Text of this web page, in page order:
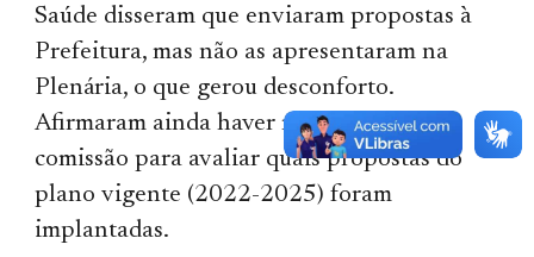
Saúde disseram que enviaram propostas à
Prefeitura, mas não as apresentaram na
Plenária, o que gerou desconforto.
Afirmaram ainda haver montado uma
comissão para avaliar quais propostas do
plano vigente (2022-2025) foram
implantadas.